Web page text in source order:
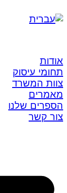
אודות
תחומי עיסוק
צוות המשרד
מאמרים
הספרים שלנו
צור קשר